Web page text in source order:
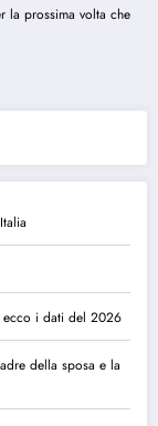
la prossima volta che
ecco i dati del 2026
della sposa e la